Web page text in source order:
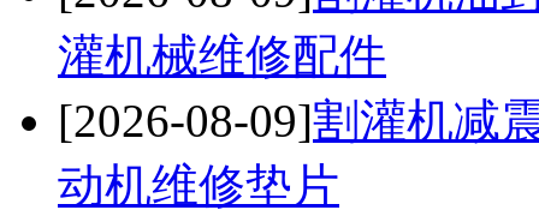
灌机械维修配件
[2026-08-09]割灌机减
动机维修垫片